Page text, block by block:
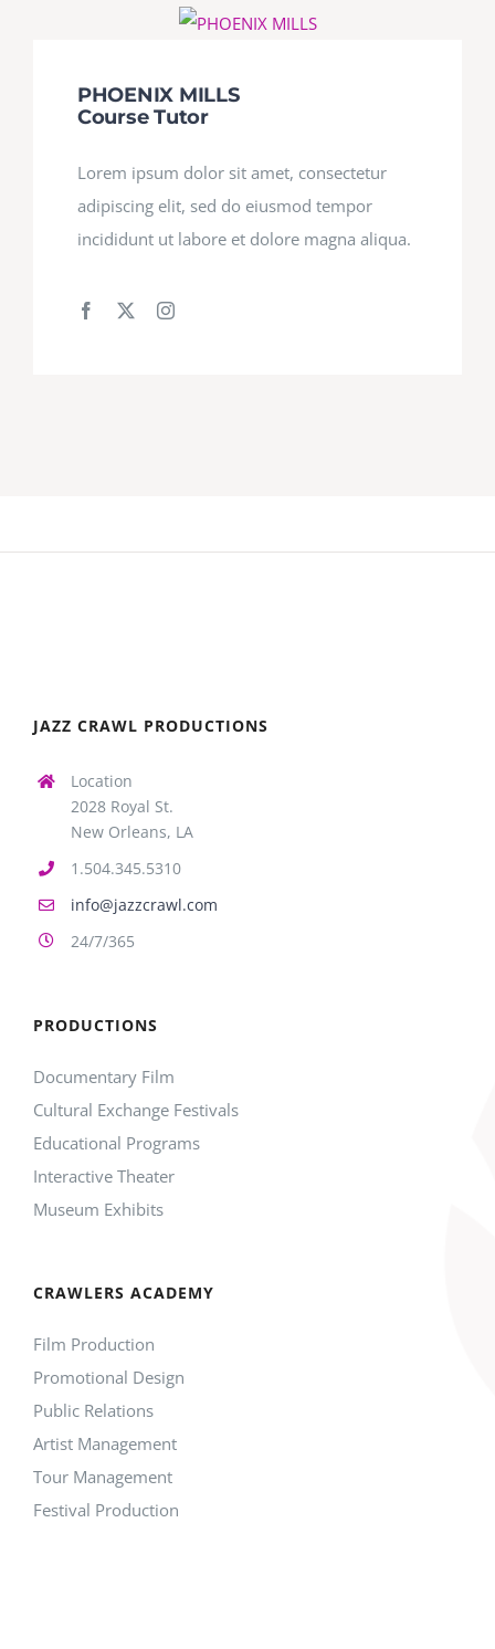
PHOENIX MILLS
Course Tutor
Lorem ipsum dolor sit amet, consectetur
adipiscing elit, sed do eiusmod tempor
incididunt ut labore et dolore magna aliqua.
JAZZ CRAWL PRODUCTIONS
Location
2028 Royal St.
New Orleans, LA
1.504.345.5310
info@jazzcrawl.com
24/7/365
PRODUCTIONS
Documentary Film
Cultural Exchange Festivals
Educational Programs
Interactive Theater
Museum Exhibits
CRAWLERS ACADEMY
Film Production
Promotional Design
Public Relations
Artist Management
Tour Management
Festival Production